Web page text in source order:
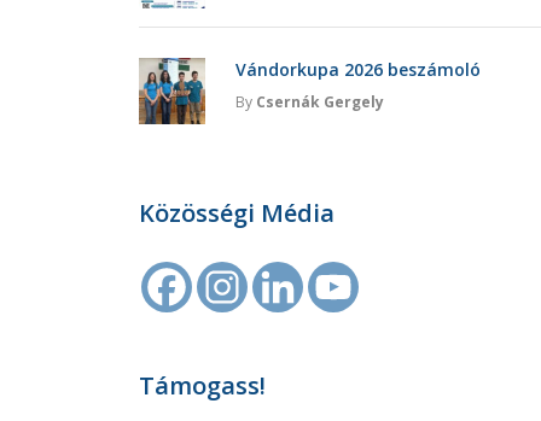
Vándorkupa 2026 beszámoló
By Csernák Gergely
Közösségi Média
Támogass!